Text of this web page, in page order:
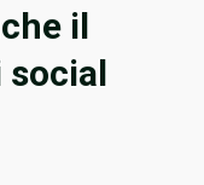
il
social